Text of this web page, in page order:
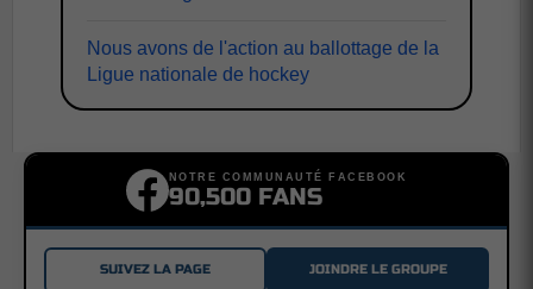
Nous avons de l'action au ballottage de la
Ligue nationale de hockey
NOTRE COMMUNAUTÉ FACEBOOK
90,500 FANS
SUIVEZ LA PAGE JOINDRE LE GROUPE